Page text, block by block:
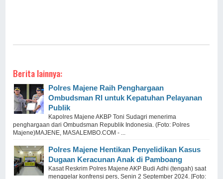
Berita lainnya:
Polres Majene Raih Penghargaan
Ombudsman RI untuk Kepatuhan Pelayanan
Publik
Kapolres Majene AKBP Toni Sudagri menerima
penghargaan dari Ombudsman Republik Indonesia. (Foto: Polres
Majene)MAJENE, MASALEMBO.COM - ...
Polres Majene Hentikan Penyelidikan Kasus
Dugaan Keracunan Anak di Pamboang
Kasat Reskrim Polres Majene AKP Budi Adhi (tengah) saat
menggelar konfrensi pers, Senin 2 September 2024. [Foto: